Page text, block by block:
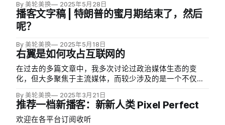
政策打包通过，让特朗普的议程永久化。
By 美轮美换 2025年5月28日
播客文字稿 | 特朗普的蜜月期结束了，然后
呢？
By 美轮美换 2025年5月18日
右翼是如何攻占互联网的
在过去的多篇文章中，我多次讨论过政治媒体生态的变
化，但大多聚焦于主流媒体，而较少涉及的是一个不仅中
察到的网络媒体生态——这里指的网络媒体，不是福克斯
新闻的网站，也不是 Breitbart、Daily Wire 这样的所谓
「新媒体…
By 美轮美换 2025年3月21日
推荐一档新播客：新新人类 Pixel Perfect
欢迎在各平台订阅收听